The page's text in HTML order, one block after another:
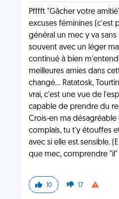
Pfffft "Gâcher votre
excuses féminines (c'est
général un mec y va
souvent avec un léger
continué à bien
meilleures amies dans
changé... Ratatosk,
vrai, c'est une vue de
capable de prendre du
Crois-en ma désagréable
complais, tu t'y étouffes
avec si elle est sensible.
que mec, comprendre "il"
10 17